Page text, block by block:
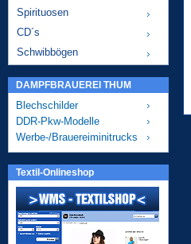
Spirituosen
CD´s
Schwibbögen
DAMPFBRAUEREI THUM
Blechschilder
DDR-Pkw-Modelle
Werbe-/Brauereiminitrucks
Textil-Onlineshop